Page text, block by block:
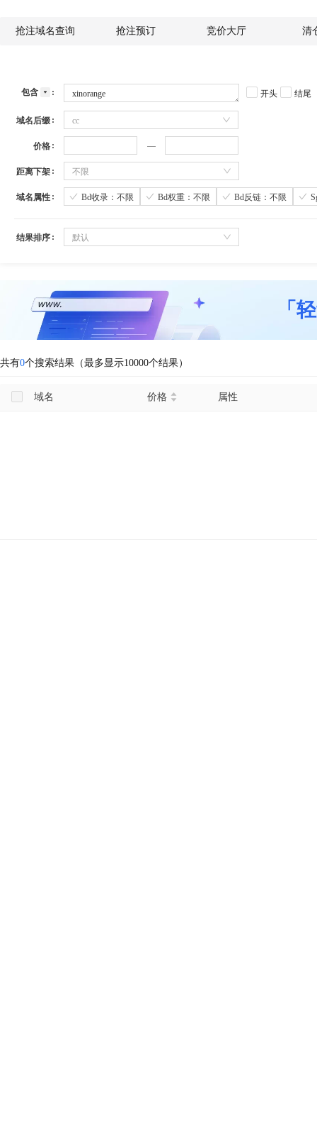
抢注域名查询 抢注预订 竞价大厅 清
包含 开头 结尾
域名后缀 cc
价格
距离下架 不限
域名属性 Bd收录：不限 Bd权重：不限 Bd反链：不限
结果排序 默认
「
共有0个搜索结果（最多显示10000个结果）
域名 价格 属性